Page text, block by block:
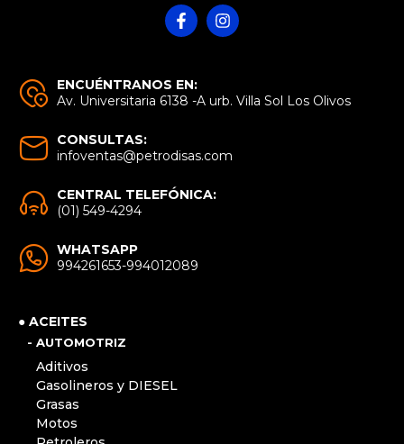
ENCUÉNTRANOS EN:
Av. Universitaria 6138 -A urb. Villa Sol Los Olivos
CONSULTAS:
infoventas@petrodisas.com
CENTRAL TELEFÓNICA:
(01) 549-4294
WHATSAPP
994261653-994012089
● ACEITES
- AUTOMOTRIZ
Aditivos
Gasolineros y DIESEL
Grasas
Motos